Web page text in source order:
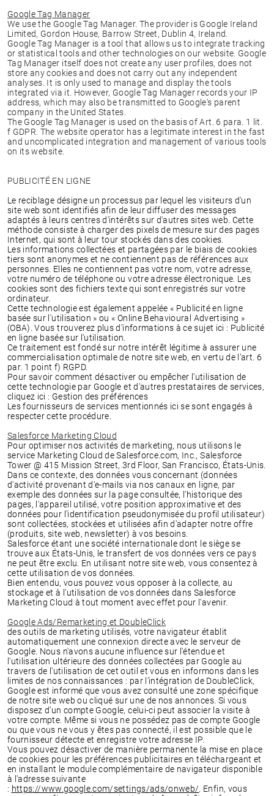
Google Tag Manager
We use the Google Tag Manager. The provider is Google Ireland
Limited, Gordon House, Barrow Street, Dublin 4, Ireland.
Google Tag Manager is a tool that allows us to integrate tracking
or statistical tools and other technologies on our website. Google
Tag Manager itself does not create any user profiles, does not
store any cookies and does not carry out any independent
analyses. It is only used to manage and display the tools
integrated via it. However, Google Tag Manager records your IP
address, which may also be transmitted to Google's parent
company in the United States.
The Google Tag Manager is used on the basis of Art. 6 para. 1 lit.
f GDPR. The website operator has a legitimate interest in the fast
and uncomplicated integration and management of various tools
on its website.
PUBLICITÉ EN LIGNE
Le reciblage désigne un processus par lequel les visiteurs d'un
site web sont identifiés afin de leur diffuser des messages
adaptés à leurs centres d'intérêts sur d'autres sites web. Cette
méthode consiste à charger des pixels de mesure sur des pages
Internet, qui sont à leur tour stockés dans des cookies.
Les informations collectées et partagées par le biais de cookies
tiers sont anonymes et ne contiennent pas de références aux
personnes. Elles ne contiennent pas votre nom, votre adresse,
votre numéro de téléphone ou votre adresse électronique. Les
cookies sont des fichiers texte qui sont enregistrés sur votre
ordinateur.
Cette technologie est également appelée « Publicité en ligne
basée sur l'utilisation » ou « Online Behavioural Advertising »
(OBA). Vous trouverez plus d'informations à ce sujet ici : Publicité
en ligne basée sur l'utilisation.
Ce traitement est fondé sur notre intérêt légitime à assurer une
commercialisation optimale de notre site web, en vertu de l’art. 6
par. 1 point f) RGPD.
Pour savoir comment désactiver ou empêcher l'utilisation de
cette technologie par Google et d'autres prestataires de services,
cliquez ici : Gestion des préférences
Les fournisseurs de services mentionnés ici se sont engagés à
respecter cette procédure.
Salesforce Marketing Cloud
Pour optimiser nos activités de marketing, nous utilisons le
service Marketing Cloud de Salesforce.com, Inc., Salesforce
Tower @ 415 Mission Street, 3rd Floor, San Francisco, États-Unis.
Dans ce contexte, des données vous concernant (données
d'activité provenant d'e-mails via nos canaux en ligne, par
exemple des données sur la page consultée, l'historique des
pages, l'appareil utilisé, votre position approximative et des
données pour l'identification pseudonymisée du profil utilisateur)
sont collectées, stockées et utilisées afin d'adapter notre offre
(produits, site web, newsletter) à vos besoins.
Salesforce étant une société internationale dont le siège se
trouve aux États-Unis, le transfert de vos données vers ce pays
ne peut être exclu. En utilisant notre site web, vous consentez à
cette utilisation de vos données.
Bien entendu, vous pouvez vous opposer à la collecte, au
stockage et à l'utilisation de vos données dans Salesforce
Marketing Cloud à tout moment avec effet pour l'avenir.
Google Ads/Remarketing et DoubleClick
des outils de marketing utilisés, votre navigateur établit
automatiquement une connexion directe avec le serveur de
Google. Nous n'avons aucune influence sur l'étendue et
l'utilisation ultérieure des données collectées par Google au
travers de l'utilisation de cet outil et vous en informons dans les
limites de nos connaissances : par l’intégration de DoubleClick,
Google est informé que vous avez consulté une zone spécifique
de notre site web ou cliqué sur une de nos annonces. Si vous
disposez d’un compte Google, celui-ci peut associer la visite à
votre compte. Même si vous ne possédez pas de compte Google
ou que vous ne vous y êtes pas connecté, il est possible que le
fournisseur détecte et enregistre votre adresse IP.
Vous pouvez désactiver de manière permanente la mise en place
de cookies pour les préférences publicitaires en téléchargeant et
en installant le module complémentaire de navigateur disponible
à l'adresse suivante
: https://www.google.com/settings/ads/onweb/ . Enfin, vous